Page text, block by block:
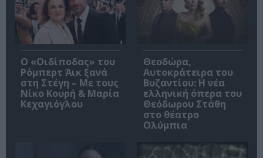
O «Οιδίποδας» του
Ρόμπερτ Άικ ξανά
στη Στέγη – Με τους
Νίκο Κουρή & Μαρία
Κεχαγιόγλου
Θεοδώρα,
Αυτοκράτειρα του
Βυζαντίου: Η νέα
ελληνική όπερα του
Θεόδωρου Στάθη
στο θέατρο
Ολύμπια